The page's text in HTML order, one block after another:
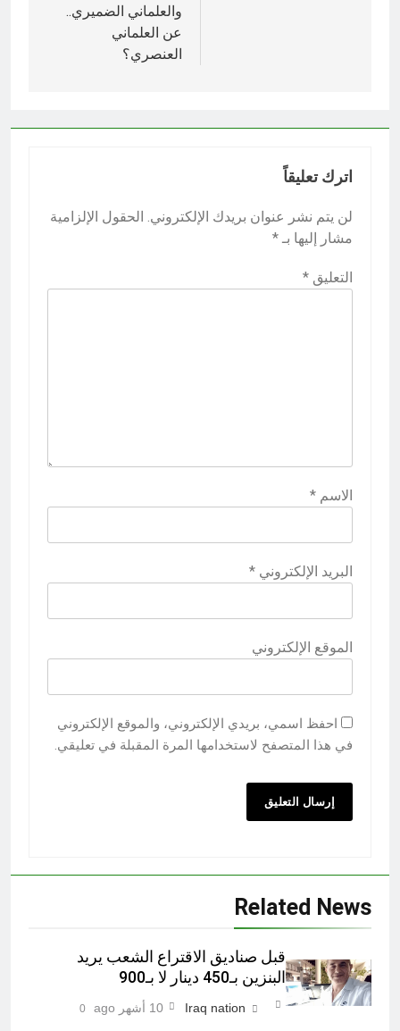
والعلماني الضميري..
عن العلماني
العنصري؟
اترك تعليقاً
لن يتم نشر عنوان بريدك الإلكتروني. الحقول الإلزامية
مشار إليها بـ *
التعليق *
الاسم *
البريد الإلكتروني *
الموقع الإلكتروني
احفظ اسمي، بريدي الإلكتروني، والموقع الإلكتروني
في هذا المتصفح لاستخدامها المرة المقبلة في تعليقي.
Related News
قبل صناديق الاقتراع الشعب يريد
البنزين بـ450 دينار لا بـ900
Iraq nation 10 أشهر ago 0